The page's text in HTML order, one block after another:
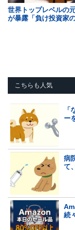
世界トップレベルの
が暴露「負け投資家
こちらも人気
ー
病
て
続